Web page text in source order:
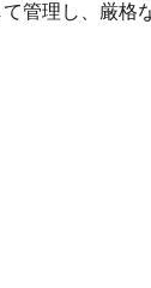
管理し、厳格